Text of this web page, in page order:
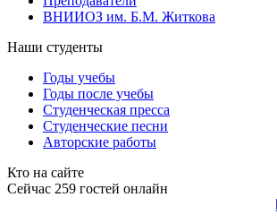
ВНИИОЗ им. Б.М. Житкова
Наши студенты
Годы учебы
Годы после учебы
Студенческая пресса
Студенческие песни
Авторские работы
Кто на сайте
Сейчас 259 гостей онлайн